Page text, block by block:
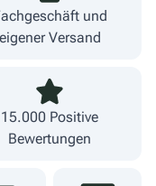
und
eigener Versand
15.000 Positive
Bewertungen